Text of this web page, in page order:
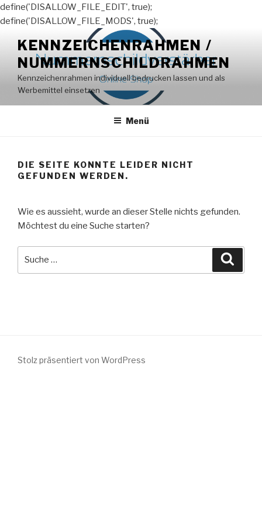
define('DISALLOW_FILE_EDIT', true);
define('DISALLOW_FILE_MODS', true);
Inhalt
springen
KENNZEICHENRAHMEN /
NUMMERNSCHILDRAHMEN
Kennzeichenrahmen individuell bedrucken lassen und als
Werbemittel einsetzen
Menü
DIE SEITE KONNTE LEIDER NICHT
GEFUNDEN WERDEN.
Wie es aussieht, wurde an dieser Stelle nichts gefunden.
Möchtest du eine Suche starten?
Stolz präsentiert von WordPress